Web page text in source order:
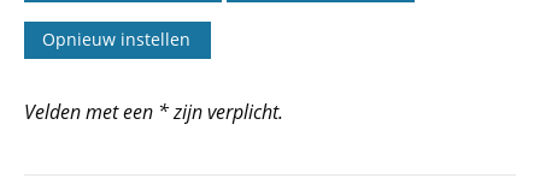
Velden met een * zijn verplicht.